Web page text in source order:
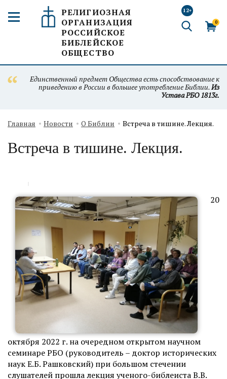
РЕЛИГИОЗНАЯ
ОРГАНИЗАЦИЯ
РОССИЙСКОЕ
БИБЛЕЙСКОЕ
ОБЩЕСТВО
12+
0
Единственный предмет Общества есть способствование к
приведению в России в большее употребление Библии.Из
Устава РБО 1813г.
Главная Новости О Библии Встреча в тишине. Лекция.
Встреча в тишине. Лекция.
20
октября 2022 г. на очередном открытом научном
семинаре РБО (руководитель – доктор исторических
наук Е.Б. Рашковский) при большом стечении
слушателей прошла лекция ученого-библеиста В.В.